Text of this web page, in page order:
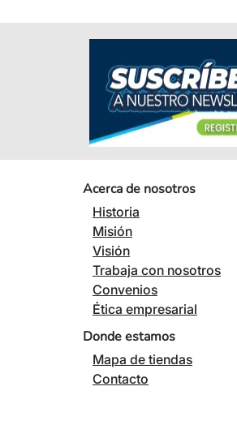
Acerca de nosotros
Historia
Misión
Visión
Trabaja con nosotros
Convenios
Ética empresarial
Donde estamos
Mapa de tiendas
Contacto